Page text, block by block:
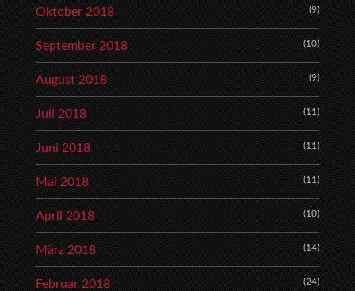
Oktober 2018 (9)
September 2018 (10)
August 2018 (9)
Juli 2018 (11)
Juni 2018 (11)
Mai 2018 (11)
April 2018 (10)
März 2018 (14)
Februar 2018 (24)